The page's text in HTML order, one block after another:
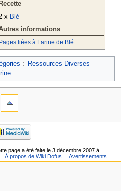
Recette
x Blé
informations
Pages liées à Farine de Blé
:
Ressources Diverses
page a été faite le 3 décembre 2007 à
À propos de Wiki Dofus Avertissements